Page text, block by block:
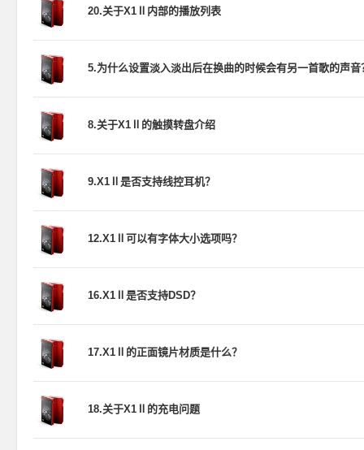
20.关于X1Ⅱ内部的播放列表
5.为什么设置淡入淡出后在换曲的时候会有另一首歌的声音
8.关于X1Ⅱ的触摸转盘介绍
9.X1Ⅱ是否支持线控耳机？
12.X1Ⅱ可以有字体大小选项吗？
16.X1Ⅱ是否支持DSD？
17.X1Ⅱ的正面镜片材质是什么？
18.关于X1Ⅱ的充电问题